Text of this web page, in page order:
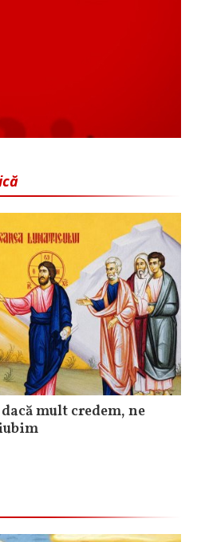
mult credem, ne